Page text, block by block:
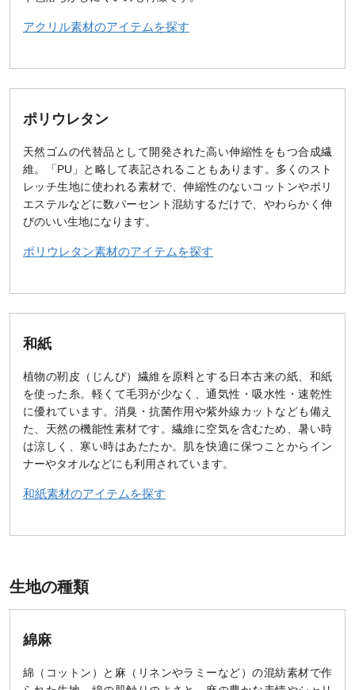
アクリル素材のアイテムを探す
ポリウレタン
天然ゴムの代替品として開発された高い伸縮性をもつ合成繊
維。「PU」と略して表記されることもあります。多くのスト
レッチ生地に使われる素材で、伸縮性のないコットンやポリ
エステルなどに数パーセント混紡するだけで、やわらかく伸
びのいい生地になります。
ポリウレタン素材のアイテムを探す
和紙
植物の靭皮（じんぴ）繊維を原料とする日本古来の紙、和紙
を使った糸。軽くて毛羽が少なく、通気性・吸水性・速乾性
に優れています。消臭・抗菌作用や紫外線カットなども備え
た、天然の機能性素材です。繊維に空気を含むため、暑い時
は涼しく、寒い時はあたたか。肌を快適に保つことからイン
ナーやタオルなどにも利用されています。
和紙素材のアイテムを探す
生地の種類
綿麻
綿（コットン）と麻（リネンやラミーなど）の混紡素材で作